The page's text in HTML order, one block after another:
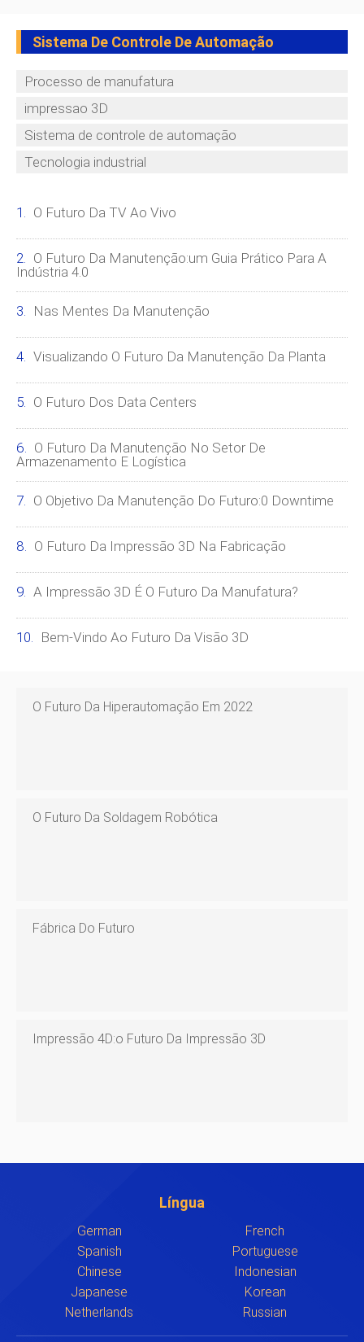
Sistema De Controle De Automação
Processo de manufatura
impressao 3D
Sistema de controle de automação
Tecnologia industrial
O Futuro Da TV Ao Vivo
O Futuro Da Manutenção:um Guia Prático Para A
Indústria 4.0
Nas Mentes Da Manutenção
Visualizando O Futuro Da Manutenção Da Planta
O Futuro Dos Data Centers
O Futuro Da Manutenção No Setor De
Armazenamento E Logística
O Objetivo Da Manutenção Do Futuro:0 Downtime
O Futuro Da Impressão 3D Na Fabricação
A Impressão 3D É O Futuro Da Manufatura?
Bem-Vindo Ao Futuro Da Visão 3D
O Futuro Da Hiperautomação Em 2022
O Futuro Da Soldagem Robótica
Fábrica Do Futuro
Impressão 4D:o Futuro Da Impressão 3D
Língua
German
French
Spanish
Portuguese
Chinese
Indonesian
Japanese
Korean
Netherlands
Russian